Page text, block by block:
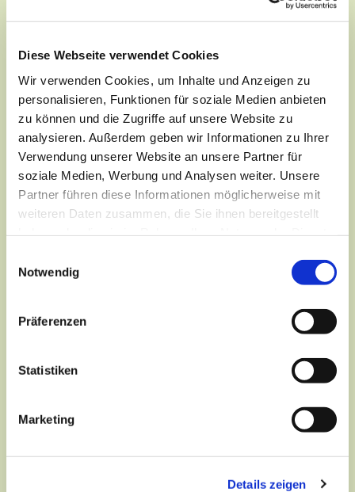
Diese Webseite verwendet Cookies
Wir verwenden Cookies, um Inhalte und Anzeigen zu
personalisieren, Funktionen für soziale Medien anbieten
zu können und die Zugriffe auf unsere Website zu
analysieren. Außerdem geben wir Informationen zu Ihrer
Verwendung unserer Website an unsere Partner für
soziale Medien, Werbung und Analysen weiter. Unsere
Partner führen diese Informationen möglicherweise mit
weiteren Daten zusammen, die Sie ihnen bereitgestellt
Notwendig
Präferenzen
Statistiken
Marketing
Details zeigen